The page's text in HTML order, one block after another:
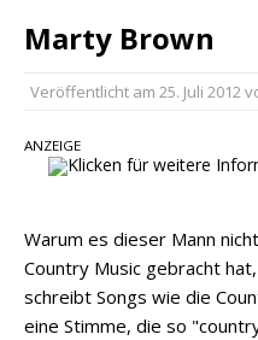
„Choosin‘
pez
Randy Travis
einen
Ben Gallaher
Marty Brown
Veröffentlicht am 25. Juli 2012
ANZEIGE
Warum es dieser Mann
Country Music gebracht
schreibt Songs wie die
eine Stimme, die so